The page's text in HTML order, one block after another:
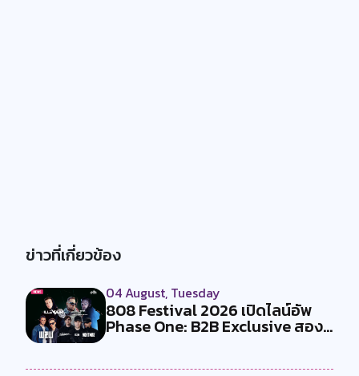
ข่าวที่เกี่ยวข้อง
04 August, Tuesday
808 Festival 2026 เปิดไลน์อัพ
Phase One: B2B Exclusive สอง